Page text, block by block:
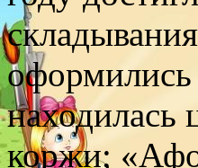
оформились
находилась
коржи;